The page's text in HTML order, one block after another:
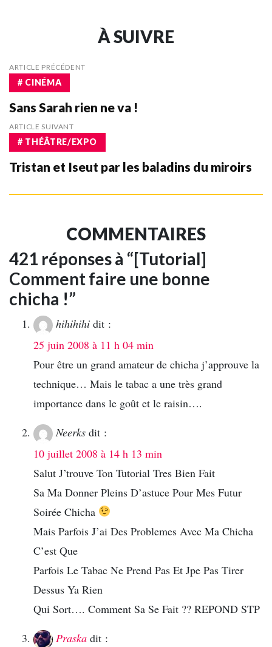
À SUIVRE
ARTICLE PRÉCÉDENT
# CINÉMA
Sans Sarah rien ne va !
ARTICLE SUIVANT
# THÉÂTRE/EXPO
Tristan et Iseut par les baladins du miroirs
COMMENTAIRES
421 réponses à “[Tutorial]
Comment faire une bonne
chicha !”
hihihihi dit :
25 juin 2008 à 11 h 04 min
Pour être un grand amateur de chicha j’approuve la
technique… Mais le tabac a une très grand
importance dans le goût et le raisin….
Neerks dit :
10 juillet 2008 à 14 h 13 min
Salut J’trouve Ton Tutorial Tres Bien Fait
Sa Ma Donner Pleins D’astuce Pour Mes Futur
Soirée Chicha
Mais Parfois J’ai Des Problemes Avec Ma Chicha
C’est Que
Parfois Le Tabac Ne Prend Pas Et Jpe Pas Tirer
Dessus Ya Rien
Qui Sort…. Comment Sa Se Fait ?? REPOND STP
Praska dit :